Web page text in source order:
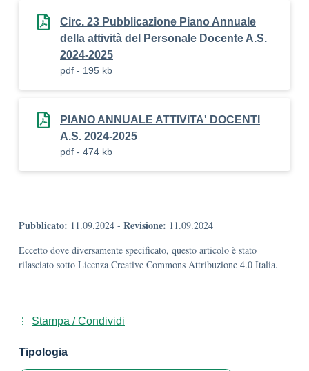
Circ. 23 Pubblicazione Piano Annuale
della attività del Personale Docente A.S.
2024-2025
pdf - 195 kb
PIANO ANNUALE ATTIVITA' DOCENTI
A.S. 2024-2025
pdf - 474 kb
Pubblicato: 11.09.2024 - Revisione: 11.09.2024
Eccetto dove diversamente specificato, questo articolo è stato
rilasciato sotto Licenza Creative Commons Attribuzione 4.0 Italia.
Stampa / Condividi
Tipologia